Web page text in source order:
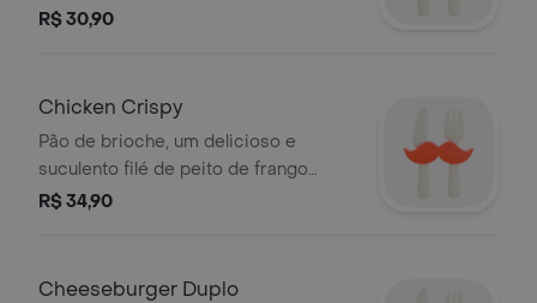
maionese bk.
R$ 30,90
Chicken Crispy
Pão de brioche, um delicioso e
suculento filé de peito de frango
crocante, maionese e alface.
R$ 34,90
Cheeseburger Duplo